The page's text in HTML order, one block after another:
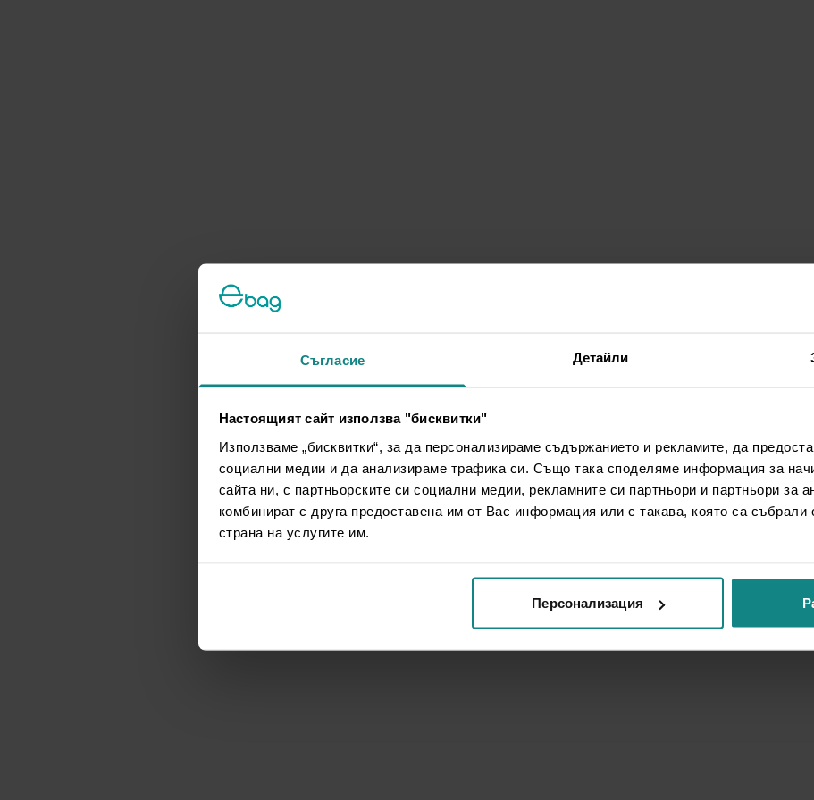
Съгласие Детайли
Настоящият сайт използва "бисквитки"
Използваме „бисквитки“, за да персонализираме съдържанието и рекламите, да
социални медии и да анализираме трафика си. Също така споделяме информация за
сайта ни, с партньорските си социални медии, рекламните си партньори и партньори за
комбинират с друга предоставена им от Вас информация или с такава, която са събрали
страна на услугите им.
Персонализация